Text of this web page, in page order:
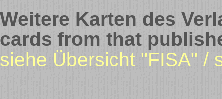
Weitere Karten des
cards from that
siehe Übersicht "FISA" /